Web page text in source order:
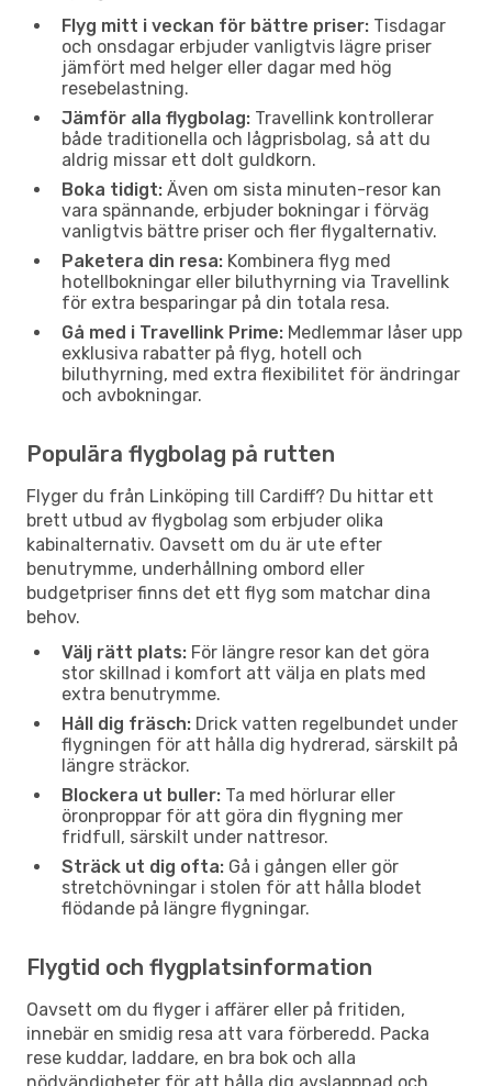
Flyg mitt i veckan för bättre priser: Tisdagar
och onsdagar erbjuder vanligtvis lägre priser
jämfört med helger eller dagar med hög
resebelastning.
Jämför alla flygbolag: Travellink kontrollerar
både traditionella och lågprisbolag, så att du
aldrig missar ett dolt guldkorn.
Boka tidigt: Även om sista minuten-resor kan
vara spännande, erbjuder bokningar i förväg
vanligtvis bättre priser och fler flygalternativ.
Paketera din resa: Kombinera flyg med
hotellbokningar eller biluthyrning via Travellink
för extra besparingar på din totala resa.
Gå med i Travellink Prime: Medlemmar låser upp
exklusiva rabatter på flyg, hotell och
biluthyrning, med extra flexibilitet för ändringar
och avbokningar.
Populära flygbolag på rutten
Flyger du från Linköping till Cardiff? Du hittar ett
brett utbud av flygbolag som erbjuder olika
kabinalternativ. Oavsett om du är ute efter
benutrymme, underhållning ombord eller
budgetpriser finns det ett flyg som matchar dina
behov.
Välj rätt plats: För längre resor kan det göra
stor skillnad i komfort att välja en plats med
extra benutrymme.
Håll dig fräsch: Drick vatten regelbundet under
flygningen för att hålla dig hydrerad, särskilt på
längre sträckor.
Blockera ut buller: Ta med hörlurar eller
öronproppar för att göra din flygning mer
fridfull, särskilt under nattresor.
Sträck ut dig ofta: Gå i gången eller gör
stretchövningar i stolen för att hålla blodet
flödande på längre flygningar.
Flygtid och flygplatsinformation
Oavsett om du flyger i affärer eller på fritiden,
innebär en smidig resa att vara förberedd. Packa
rese kuddar, laddare, en bra bok och alla